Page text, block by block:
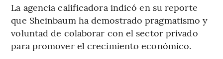
La agencia calificadora indicó en su reporte
que Sheinbaum ha demostrado pragmatismo y
voluntad de colaborar con el sector privado
para promover el crecimiento económico.